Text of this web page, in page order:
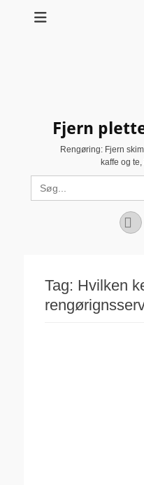
Fjern
Rengøring: Fjern
kaffe og
Search
for:
Tag: Hvilken